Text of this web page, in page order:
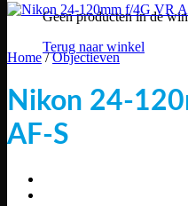
Geen producten in de
Terug naar winkel
Home / Objectieven
Nikon 24-
AF-S